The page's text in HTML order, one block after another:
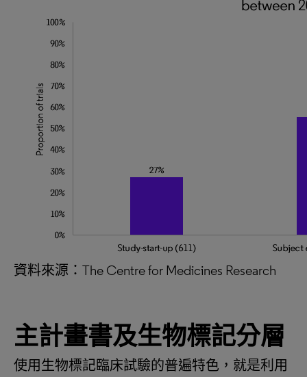
資料來源：The Centre for Medicines Research
主計畫書及生物標記分層
使用生物標記臨床試驗的普遍特色，就是利用